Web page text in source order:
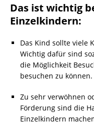
Das ist wichtig
Einzelkindern:
Das Kind sollte viele
Wichtig dafür sind
die Möglichkeit
besuchen zu können.
Zu sehr verwöhnen
Förderung sind die
Einzelkindern